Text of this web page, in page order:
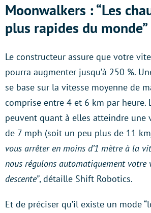
Moonwalkers : “Les
plus rapides du monde”
Le constructeur assure que votre
pourra augmenter jusqu’à 250 %.
se base sur la vitesse moyenne de
comprise entre 4 et 6 km par heure.
peuvent quant à elles atteindre une
de 7 mph (soit un peu plus de 11
vous arrêter en moins d’1 mètre à la
nous régulons automatiquement votre
descente”, détaille Shift Robotics.
Et de préciser qu’il existe un mode